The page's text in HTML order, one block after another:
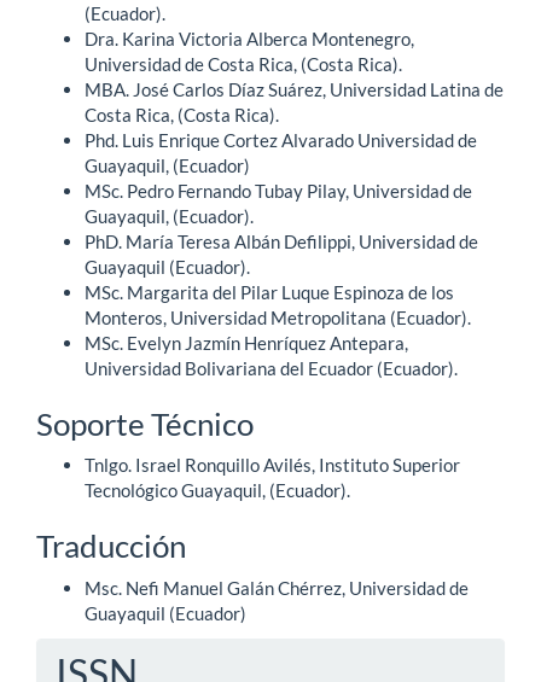
(Ecuador).
Dra. Karina Victoria Alberca Montenegro,
Universidad de Costa Rica, (Costa Rica).
MBA. José Carlos Díaz Suárez, Universidad Latina de
Costa Rica, (Costa Rica).
Phd. Luis Enrique Cortez Alvarado Universidad de
Guayaquil, (Ecuador)
MSc. Pedro Fernando Tubay Pilay, Universidad de
Guayaquil, (Ecuador).
PhD. María Teresa Albán Defilippi, Universidad de
Guayaquil (Ecuador).
MSc. Margarita del Pilar Luque Espinoza de los
Monteros, Universidad Metropolitana (Ecuador).
MSc. Evelyn Jazmín Henríquez Antepara,
Universidad Bolivariana del Ecuador (Ecuador).
Soporte Técnico
Tnlgo. Israel Ronquillo Avilés, Instituto Superior
Tecnológico Guayaquil, (Ecuador).
Traducción
Msc. Nefi Manuel Galán Chérrez, Universidad de
Guayaquil (Ecuador)